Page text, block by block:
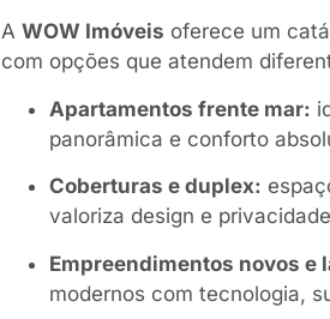
AWOW Imóveis oferece um
com opções que atendem
Apartamentos frente mar:
panorâmica e conforto
Coberturas e duplex:
valoriza design e
Empreendimentos novos e
modernos com tecnologia,